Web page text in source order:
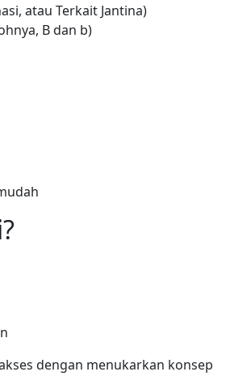
atau Terkait Jantina)
B dan b)
dengan menukarkan konsep